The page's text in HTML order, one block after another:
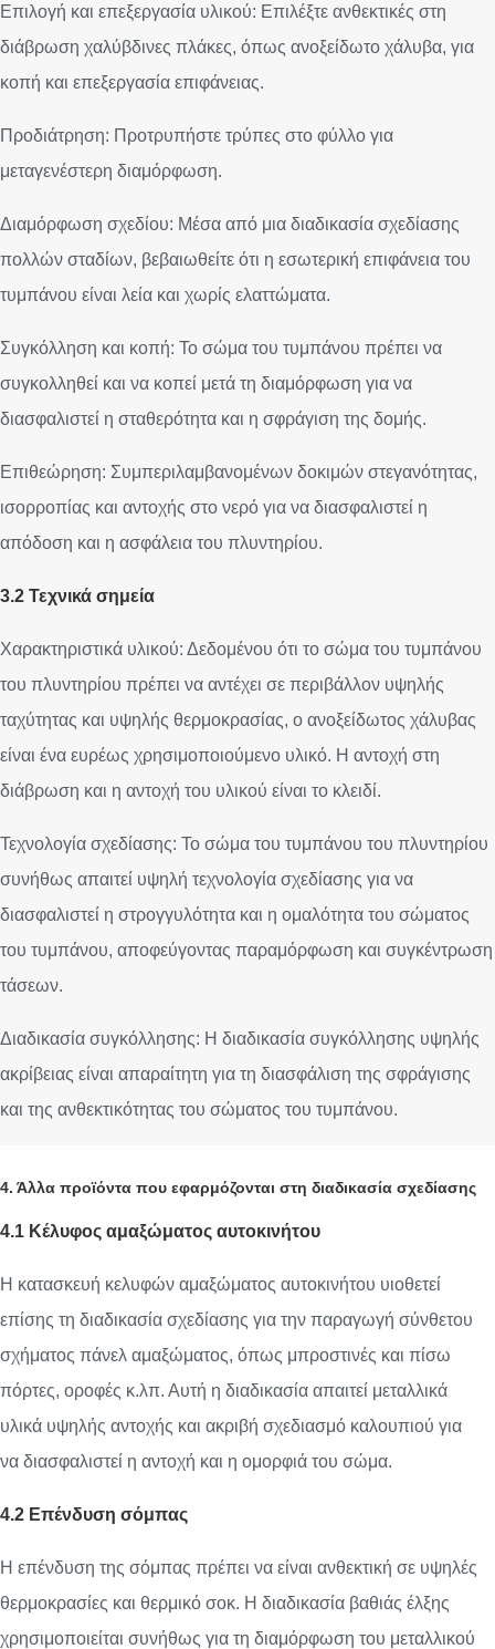
Επιλογή και επεξεργασία υλικού: Επιλέξτε ανθεκτικές στη
διάβρωση χαλύβδινες πλάκες, όπως ανοξείδωτο χάλυβα, για
κοπή και επεξεργασία επιφάνειας.
Προδιάτρηση: Προτρυπήστε τρύπες στο φύλλο για
μεταγενέστερη διαμόρφωση.
Διαμόρφωση σχεδίου: Μέσα από μια διαδικασία σχεδίασης
πολλών σταδίων, βεβαιωθείτε ότι η εσωτερική επιφάνεια του
τυμπάνου είναι λεία και χωρίς ελαττώματα.
Συγκόλληση και κοπή: Το σώμα του τυμπάνου πρέπει να
συγκολληθεί και να κοπεί μετά τη διαμόρφωση για να
διασφαλιστεί η σταθερότητα και η σφράγιση της δομής.
Επιθεώρηση: Συμπεριλαμβανομένων δοκιμών στεγανότητας,
ισορροπίας και αντοχής στο νερό για να διασφαλιστεί η
απόδοση και η ασφάλεια του πλυντηρίου.
3.2 Τεχνικά σημεία
Χαρακτηριστικά υλικού: Δεδομένου ότι το σώμα του τυμπάνου
του πλυντηρίου πρέπει να αντέχει σε περιβάλλον υψηλής
ταχύτητας και υψηλής θερμοκρασίας, ο ανοξείδωτος χάλυβας
είναι ένα ευρέως χρησιμοποιούμενο υλικό. Η αντοχή στη
διάβρωση και η αντοχή του υλικού είναι το κλειδί.
Τεχνολογία σχεδίασης: Το σώμα του τυμπάνου του πλυντηρίου
συνήθως απαιτεί υψηλή τεχνολογία σχεδίασης για να
διασφαλιστεί η στρογγυλότητα και η ομαλότητα του σώματος
του τυμπάνου, αποφεύγοντας παραμόρφωση και συγκέντρωση
τάσεων.
Διαδικασία συγκόλλησης: Η διαδικασία συγκόλλησης υψηλής
ακρίβειας είναι απαραίτητη για τη διασφάλιση της σφράγισης
και της ανθεκτικότητας του σώματος του τυμπάνου.
4. Άλλα προϊόντα που εφαρμόζονται στη διαδικασία σχεδίασης
4.1 Κέλυφος αμαξώματος αυτοκινήτου
Η κατασκευή κελυφών αμαξώματος αυτοκινήτου υιοθετεί
επίσης τη διαδικασία σχεδίασης για την παραγωγή σύνθετου
σχήματος πάνελ αμαξώματος, όπως μπροστινές και πίσω
πόρτες, οροφές κ.λπ. Αυτή η διαδικασία απαιτεί μεταλλικά
υλικά υψηλής αντοχής και ακριβή σχεδιασμό καλουπιού για
να διασφαλιστεί η αντοχή και η ομορφιά του σώμα.
4.2 Επένδυση σόμπας
Η επένδυση της σόμπας πρέπει να είναι ανθεκτική σε υψηλές
θερμοκρασίες και θερμικό σοκ. Η διαδικασία βαθιάς έλξης
χρησιμοποιείται συνήθως για τη διαμόρφωση του μεταλλικού